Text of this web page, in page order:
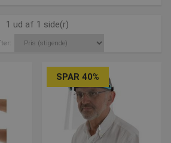
1 ud af 1 side(r)
SPAR 40%